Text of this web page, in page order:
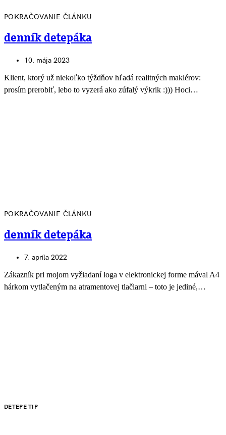
POKRAČOVANIE ČLÁNKU
denník detepáka
10. mája 2023
Klient, ktorý už niekoľko týždňov hľadá realitných maklérov:
prosím prerobiť, lebo to vyzerá ako zúfalý výkrik :))) Hoci…
POKRAČOVANIE ČLÁNKU
denník detepáka
7. apríla 2022
Zákazník pri mojom vyžiadaní loga v elektronickej forme mával A4
hárkom vytlačeným na atramentovej tlačiarni – toto je jediné,…
DETEPE TIP